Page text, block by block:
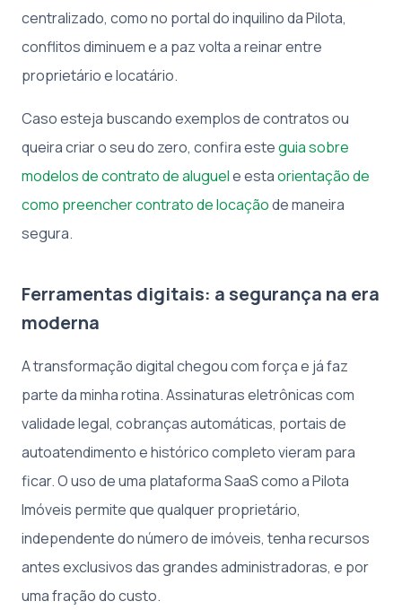
centralizado, como no portal do inquilino da Pilota,
conflitos diminuem e a paz volta a reinar entre
proprietário e locatário.
Caso esteja buscando exemplos de contratos ou
queira criar o seu do zero, confira esteguia sobre
modelos de contrato de aluguele estaorientação de
como preencher contrato de locaçãode maneira
segura.
Ferramentas digitais: a segurança na era
moderna
A transformação digital chegou com força e já faz
parte da minha rotina. Assinaturas eletrônicas com
validade legal, cobranças automáticas, portais de
autoatendimento e histórico completo vieram para
ficar. O uso de uma plataforma SaaS como a Pilota
Imóveis permite que qualquer proprietário,
independente do número de imóveis, tenha recursos
antes exclusivos das grandes administradoras, e por
uma fração do custo.